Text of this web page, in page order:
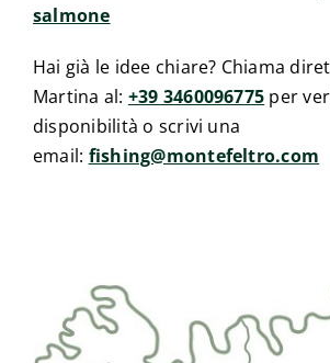
salmone
Hai già le idee chiare? Chiama
Martina al: +39 3460096775 per
disponibilità o scrivi una
email: fishing@montefeltro.com